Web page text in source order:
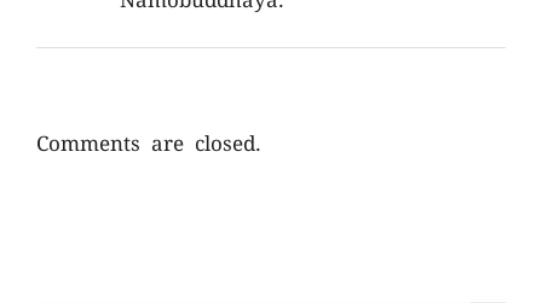
Comments are closed.